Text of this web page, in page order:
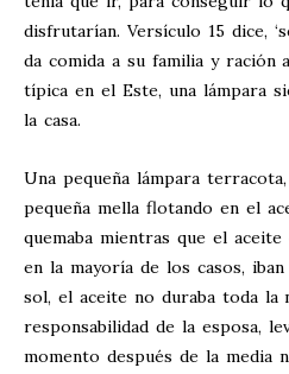
disfrutarían. Versículo 15 dice,
da comida a su familia y ración
típica en el Este, una lámpara
la casa.
Una pequeña lámpara
pequeña mella flotando en el
quemaba mientras que el aceite
en la mayoría de los casos,
sol, el aceite no duraba toda la
responsabilidad de la esposa,
momento después de la media